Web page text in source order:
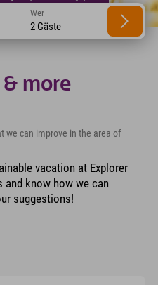
Wer
2 Gäste
more
we can improve in the area of
vacation at Explorer
know how we can
suggestions!